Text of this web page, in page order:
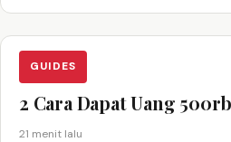
GUIDES
2 Cara Dapat Uang
21 menit lalu